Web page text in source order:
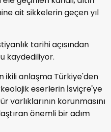
ait sikkelerin geçen yıl
tarihi açısından
kaydediliyor.
ikili anlaşma Türkiye'den
eserlerin İsviçre'ye
korunmasını
önemli bir adım